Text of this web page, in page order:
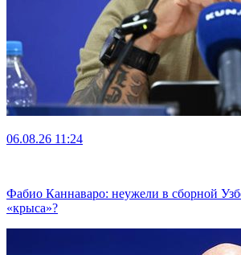
06.08.26 11:24
Фабио Каннаваро: неужели в сборной
«крыса»?